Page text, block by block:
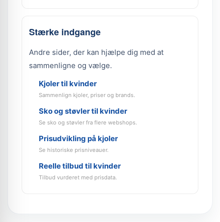
Stærke indgange
Andre sider, der kan hjælpe dig med at
sammenligne og vælge.
Kjoler til kvinder
Sammenlign kjoler, priser og brands.
Sko og støvler til kvinder
Se sko og støvler fra flere webshops.
Prisudvikling på kjoler
Se historiske prisniveauer.
Reelle tilbud til kvinder
Tilbud vurderet med prisdata.